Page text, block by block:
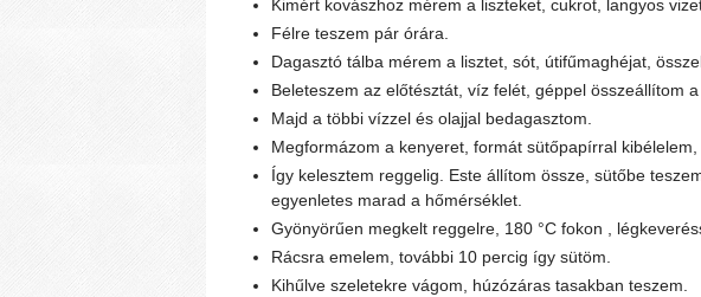
Kimért kovászhoz mérem a liszteket, cukrot, langyos
Félre teszem pár órára.
Dagasztó tálba mérem a lisztet, sót, útifűmaghéjat,
Beleteszem az előtésztát, víz felét, géppel összeállítom a
Majd a többi vízzel és olajjal bedagasztom.
Megformázom a kenyeret, formát sütőpapírral kibélelem,
Így kelesztem reggelig. Este állítom össze, sütőbe
egyenletes marad a hőmérséklet.
Gyönyörűen megkelt reggelre, 180 °C fokon ,
Rácsra emelem, további 10 percig így sütöm.
Kihűlve szeletekre vágom, húzózáras tasakban teszem.